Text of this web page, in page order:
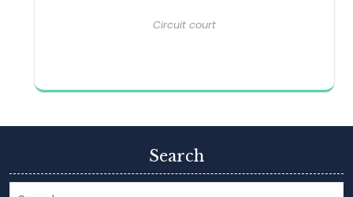
Circuit court
Search